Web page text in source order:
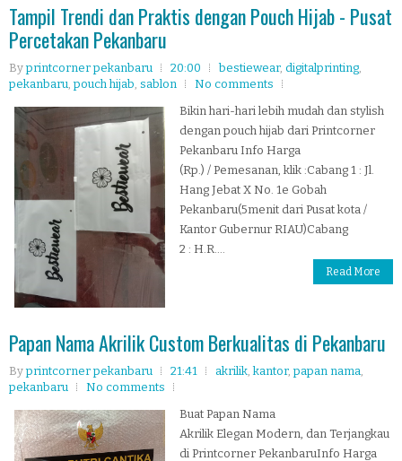
Tampil Trendi dan Praktis dengan Pouch Hijab - Pusat
Percetakan Pekanbaru
Byprintcorner pekanbaru 20:00 bestiewear, digitalprinting
pekanbaru ,pouch hijab sablon
No comments
Bikin hari-hari lebih mudah dan stylish
dengan pouch hijab dari Printcorner
Pekanbaru Info Harga
(Rp.) / Pemesanan, klik :Cabang 1 : Jl.
Hang Jebat X No. 1e Gobah
Pekanbaru(5menit dari Pusat kota /
Kantor Gubernur RIAU)Cabang
2 : H.R....
Read More
Papan Nama Akrilik Custom Berkualitas di Pekanbaru
Byprintcorner pekanbaru 21:41 akrilik ,kantor,papan nama
pekanbaru
No comments
Buat Papan Nama
Akrilik Elegan Modern, dan Terjangkau
di Printcorner PekanbaruInfo Harga